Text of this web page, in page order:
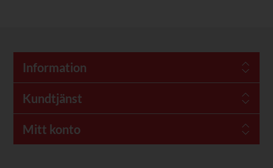
Information
Kundtjänst
Mitt konto